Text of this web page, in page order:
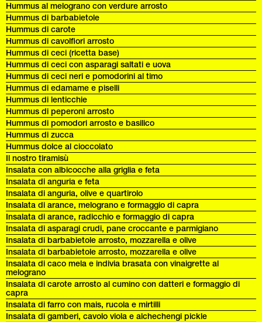
Hummus al melograno con verdure arrosto
Hummus di barbabietole
Hummus di carote
Hummus di cavolfiori arrosto
Hummus di ceci (ricetta base)
Hummus di ceci con asparagi saltati e uova
Hummus di ceci neri e pomodorini al timo
Hummus di edamame e piselli
Hummus di lenticchie
Hummus di peperoni arrosto
Hummus di pomodori arrosto e basilico
Hummus di zucca
Hummus dolce al cioccolato
Il nostro tiramisù
Insalata con albicocche alla griglia e feta
Insalata di anguria e feta
Insalata di anguria, olive e quartirolo
Insalata di arance, melograno e formaggio di capra
Insalata di arance, radicchio e formaggio di capra
Insalata di asparagi crudi, pane croccante e parmigiano
Insalata di barbabietole arrosto, mozzarella e olive
Insalata di barbabietole arrosto, mozzarella e olive
Insalata di caco mela e indivia brasata con vinaigrette al
melograno
Insalata di carote arrosto al cumino con datteri e formaggio di
capra
Insalata di farro con mais, rucola e mirtilli
Insalata di gamberi, cavolo viola e alchechengi pickle